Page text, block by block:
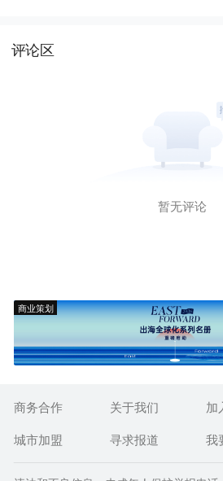
评论区
暂无评论
商业策划
商务合作 关于我们 加
城市加盟
寻求报道 我